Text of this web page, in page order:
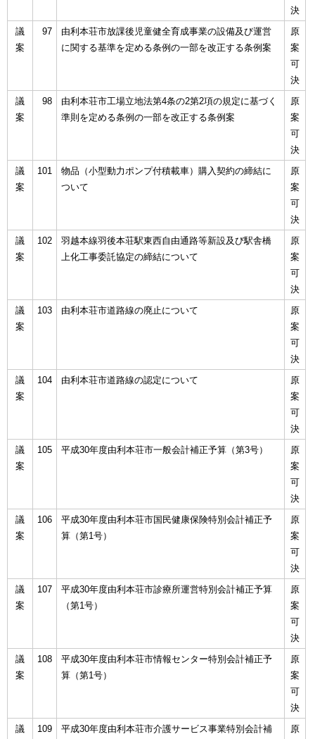
決
議
案
97
由利本荘市放課後児童健全育成事業の設備及び運営
に関する基準を定める条例の一部を改正する条例案
原
案
可
決
議
案
98
由利本荘市工場立地法第4条の2第2項の規定に基づく
準則を定める条例の一部を改正する条例案
原
案
可
決
議
案
101
物品（小型動力ポンプ付積載車）購入契約の締結に
ついて
原
案
可
決
議
案
102
羽越本線羽後本荘駅東西自由通路等新設及び駅舎橋
上化工事委託協定の締結について
原
案
可
決
議
案
103 由利本荘市道路線の廃止について
原
案
可
決
議
案
104 由利本荘市道路線の認定について
原
案
可
決
議
案
105 平成30年度由利本荘市一般会計補正予算（第3号）
原
案
可
決
議
案
106
平成30年度由利本荘市国民健康保険特別会計補正予
算（第1号）
原
案
可
決
議
案
107
平成30年度由利本荘市診療所運営特別会計補正予算
（第1号）
原
案
可
決
議
案
108
平成30年度由利本荘市情報センター特別会計補正予
算（第1号）
原
案
可
決
議
109 平成30年度由利本荘市介護サービス事業特別会計補 原